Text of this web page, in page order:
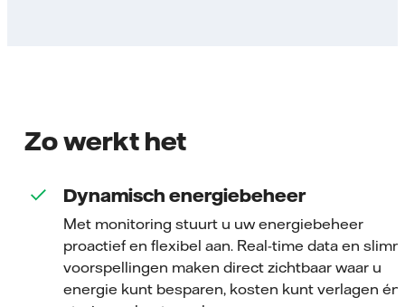
Zo werkt het
Dynamisch energiebeheer
Met monitoring stuurt u uw energiebeheer
proactief en flexibel aan. Real-time data en
voorspellingen maken direct zichtbaar waar u
energie kunt besparen, kosten kunt verlagen én